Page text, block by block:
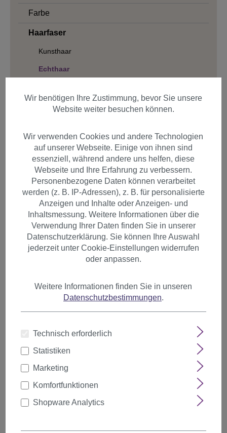
Farbe
Haarfaser
Kunsthaar
Echthaar
Struktur
Styles
Produkte filtern
Artikel pro Seite
Wir benötigen Ihre Zustimmung, bevor Sie unsere
Website weiter besuchen können.
Wir verwenden Cookies und andere Technologien
auf unserer Webseite. Einige von ihnen sind
essenziell, während andere uns helfen, diese
Webseite und Ihre Erfahrung zu verbessern.
Personenbezogene Daten können verarbeitet
werden (z. B. IP-Adressen), z. B. für personalisierte
Anzeigen und Inhalte oder Anzeigen- und
Inhaltsmessung. Weitere Informationen über die
Verwendung Ihrer Daten finden Sie in unserer
Datenschutzerklärung. Sie können Ihre Auswahl
jederzeit unter Cookie-Einstellungen widerrufen
oder anpassen.
Weitere Informationen finden Sie in unseren
Datenschutzbestimmungen.
Technisch erforderlich
Statistiken
Marketing
Komfortfunktionen
Shopware Analytics